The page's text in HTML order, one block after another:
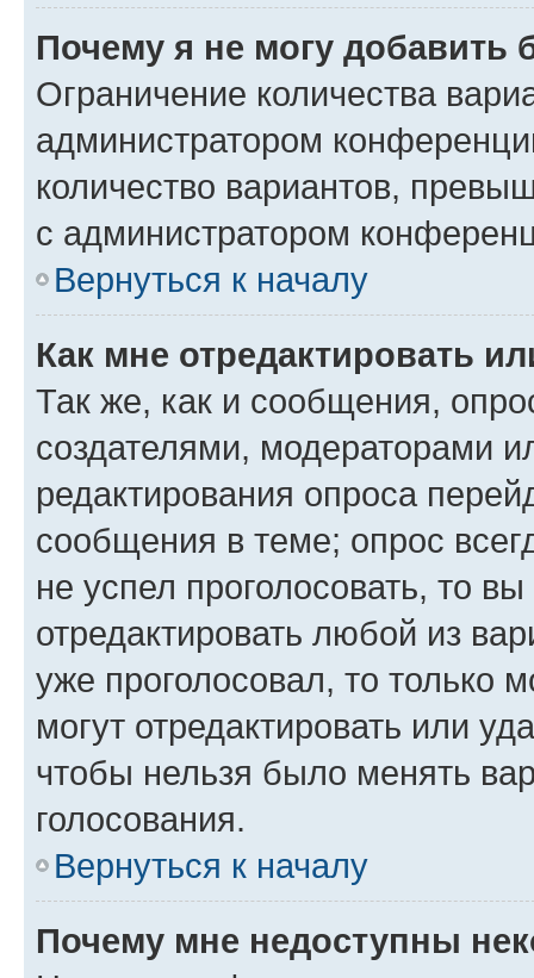
Почему я не могу добавить
Ограничение количества
администратором
количество вариантов,
с администратором
Вернуться к началу
Как мне отредактировать
Так же, как и сообщения,
создателями, модераторами
редактирования опроса
сообщения в теме; опрос
не успел проголосовать, то
отредактировать любой из
уже проголосовал, то только
могут отредактировать или
чтобы нельзя было менять
голосования.
Вернуться к началу
Почему мне недоступны